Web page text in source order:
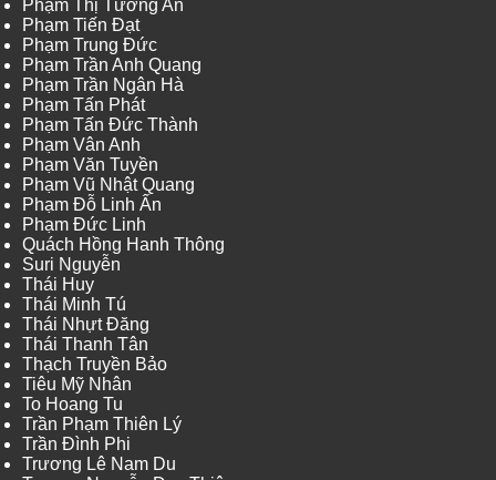
Phạm Thị Tường An
Phạm Tiến Đạt
Phạm Trung Đức
Phạm Trần Anh Quang
Phạm Trần Ngân Hà
Phạm Tấn Phát
Phạm Tấn Đức Thành
Phạm Vân Anh
Phạm Văn Tuyền
Phạm Vũ Nhật Quang
Phạm Đỗ Linh Ấn
Phạm Đức Linh
Quách Hồng Hanh Thông
Suri Nguyễn
Thái Huy
Thái Minh Tú
Thái Nhựt Đăng
Thái Thanh Tân
Thạch Truyền Bảo
Tiêu Mỹ Nhân
To Hoang Tu
Trần Phạm Thiên Lý
Trần Đình Phi
Trương Lê Nam Du